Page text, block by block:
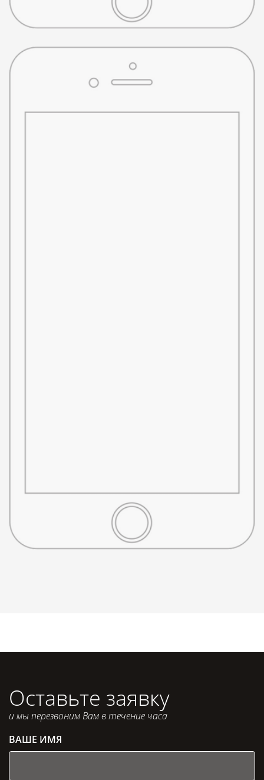
Оставьте заявку
и мы перезвоним Вам в течение часа
ВАШЕ ИМЯ